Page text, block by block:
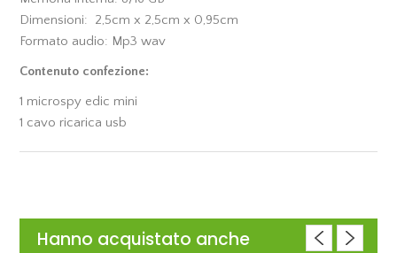
Dimensioni: 2,5cm x 2,5cm x 0,95cm
Formato audio: Mp3 wav
Contenuto confezione:
1 microspy edic mini
1 cavo ricarica usb
Hanno acquistato anche